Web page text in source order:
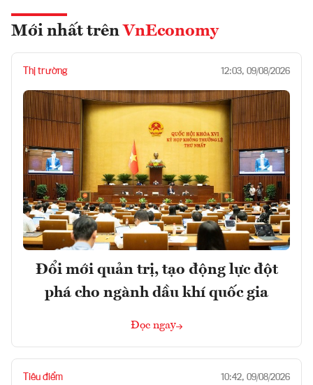
Mới nhất trên VnEconomy
Thị trường 12:03, 09/08/2026
Đổi mới quản trị, tạo động lực đột
phá cho ngành dầu khí quốc gia
Đọc ngay
Tiêu điểm 10:42, 09/08/2026